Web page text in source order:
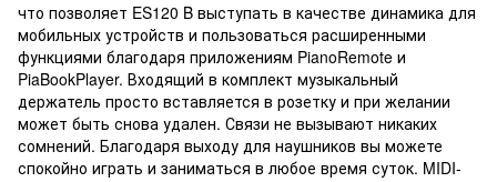
что позволяет ES120 B выступать в качестве динамика для
мобильных устройств и пользоваться расширенными
функциями благодаря приложениям PianoRemote и
PiaBookPlayer. Входящий в комплект музыкальный
держатель просто вставляется в розетку и при желании
может быть снова удален. Связи не вызывают никаких
сомнений. Благодаря выходу для наушников вы можете
спокойно играть и заниматься в любое время суток. MIDI-